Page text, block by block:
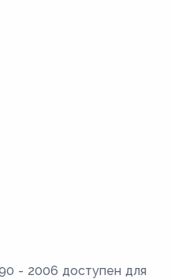
- 2006 доступен для